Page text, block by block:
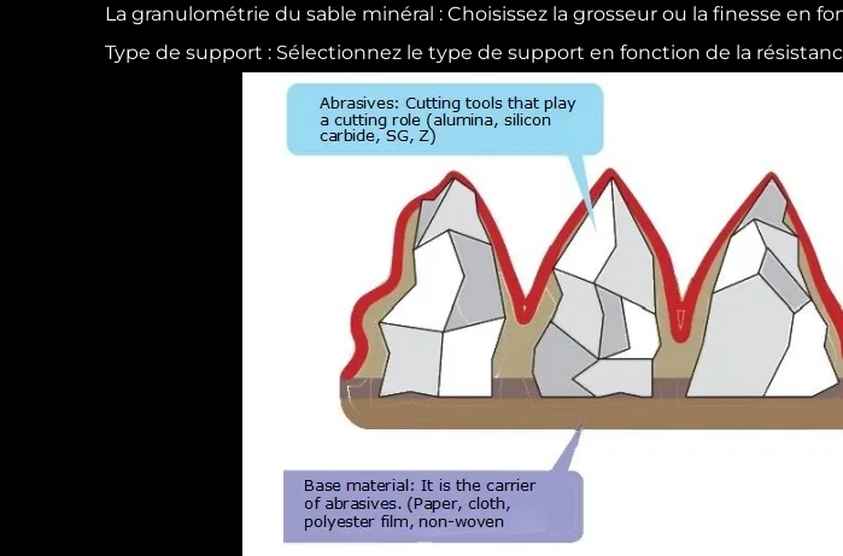
La granulométrie du sable minéral : Choisissez la grosseur ou la finesse
Type de support : Sélectionnez le type de support en fonction de la